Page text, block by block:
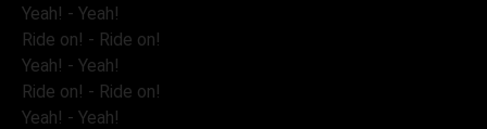
Yeah! - Yeah!
Ride on! - Ride on!
Yeah! - Yeah!
Ride on! - Ride on!
Yeah! - Yeah!